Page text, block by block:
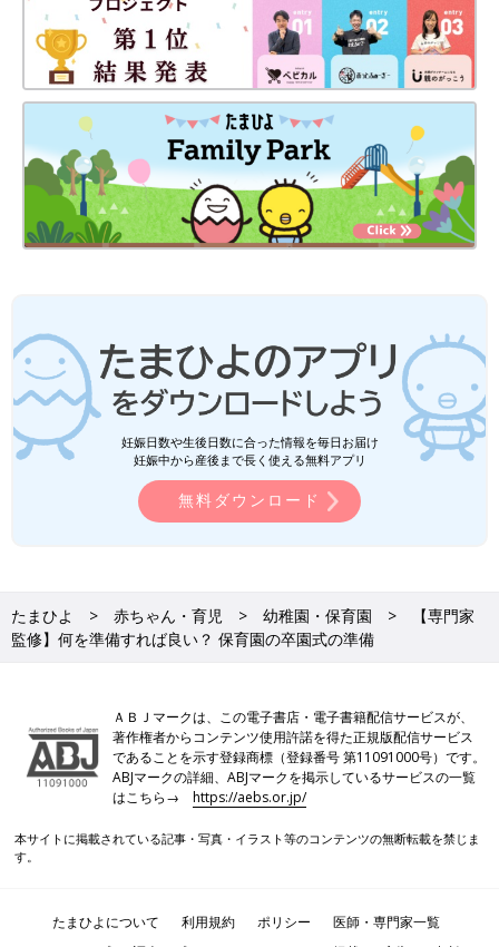
もう終わりですね。子どもにとってもすっかり第２の我が家のよ
うになった保育園ですから、最後まで気持ちよく通いたいもので
す。公立保育園の場合、異動などで4月以降にあいさつに行って
も、会えなくなる先生もいるので、お礼など話をしておきたいと
いう人は早めにしておくことがおすすめです。
（取材・文／bizmom編集部 橋本真理子／メディア・ビュー）
参考文献
初回公開日 2017/8/15
●記事の内容は記事執筆当時の情報であり、現在と異なる場合が
あります。
育児中におススメのアプリ
アプリ「まいにちのたまひよ」
妊娠日数・生後日数に合わせて専門家のアドバイスを毎日お届
け。同じ出産月のママ同士で情報交換したり、励ましあったりで
記録できる「成長きろく」も大人気！
妊娠日数や生後日数に合った情報を毎日お届け
妊娠中から産後まで長く使える無料アプリ
無料ダウンロード
たまひよ 赤ちゃん・育児 幼稚園・保育園
【専門家
監修】何を準備すれば良い？ 保育園の卒園式の準備
ＡＢＪマークは、この電子書店・電子書籍配信サービスが、
著作権者からコンテンツ使用許諾を得た正規版配信サービス
であることを示す登録商標（登録番号 第11091000号）です。
ABJマークの詳細、ABJマークを掲示しているサービスの一覧
はこちら→https://aebs.or.jp/
本サイトに掲載されている記事・写真・イラスト等のコンテンツの無断転載を禁じま
す。
たまひよについて 利用規約 ポリシー
医師・専門家一覧